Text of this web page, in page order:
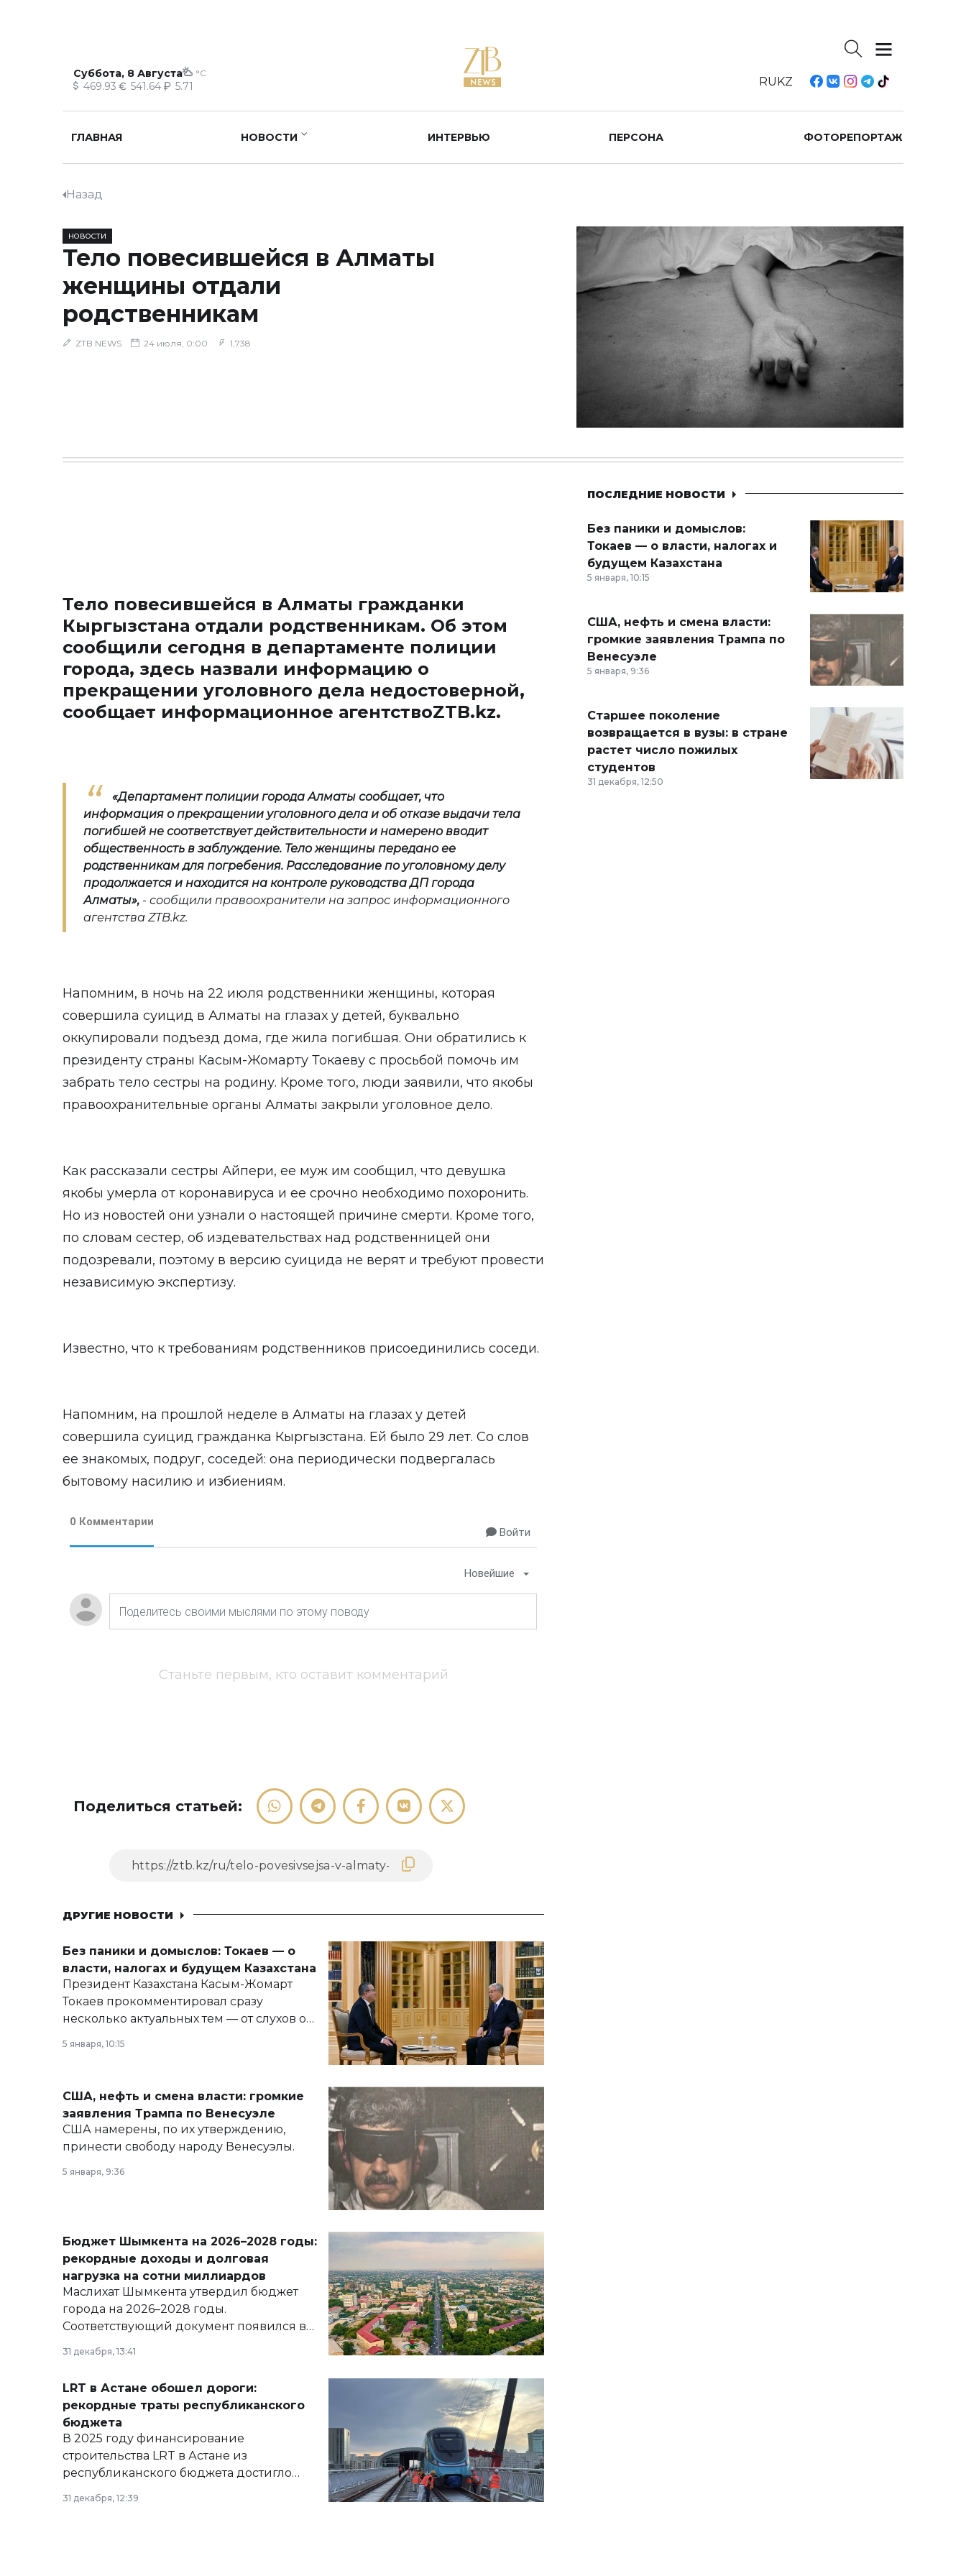
Суббота, 8 Августа °C
469.93 541.64 5.71 RUKZ
ГЛАВНАЯ НОВОСТИ ИНТЕРВЬЮ ПЕРСОНА ФОТОРЕПОРТАЖ
Назад
НОВОСТИ
Тело повесившейся в Алматы
женщины отдали
родственникам
ZTB NEWS 24 июля, 0:00 1,738
Тело повесившейся в Алматы гражданки
Кыргызстана отдали родственникам. Об этом
сообщили сегодня в департаменте полиции
города, здесь назвали информацию о
прекращении уголовного дела недостоверной,
сообщает информационное агентствоZTB.kz.
«Департамент полиции города Алматы сообщает, что
информация о прекращении уголовного дела и об отказе выдачи тела
погибшей не соответствует действительности и намерено вводит
общественность в заблуждение. Тело женщины передано ее
родственникам для погребения. Расследование по уголовному делу
продолжается и находится на контроле руководства ДП города
Алматы», - сообщили правоохранители на запрос информационного
агентства ZTB.kz.
Напомним, в ночь на 22 июля родственники женщины, которая
совершила суицид в Алматы на глазах у детей, буквально
оккупировали подъезд дома, где жила погибшая. Они обратились к
президенту страны Касым-Жомарту Токаеву с просьбой помочь им
забрать тело сестры на родину. Кроме того, люди заявили, что якобы
правоохранительные органы Алматы закрыли уголовное дело.
Как рассказали сестры Айпери, ее муж им сообщил, что девушка
якобы умерла от коронавируса и ее срочно необходимо похоронить.
Но из новостей они узнали о настоящей причине смерти. Кроме того,
по словам сестер, об издевательствах над родственницей они
подозревали, поэтому в версию суицида не верят и требуют провести
независимую экспертизу.
Известно, что к требованиям родственников присоединились соседи.
Напомним, на прошлой неделе в Алматы на глазах у детей
совершила суицид гражданка Кыргызстана. Ей было 29 лет. Со слов
ее знакомых, подруг, соседей: она периодически подвергалась
бытовому насилию и избиениям.
0 Комментарии
Войти
Новейшие
Станьте первым, кто оставит комментарий
Поделиться статьей:
ДРУГИЕ НОВОСТИ
Без паники и домыслов: Токаев — о
власти, налогах и будущем Казахстана
Президент Казахстана Касым-Жомарт
Токаев прокомментировал сразу
несколько актуальных тем — от слухов о
армии, экономики и личного здоровья.
5 января, 10:15
США, нефть и смена власти: громкие
заявления Трампа по Венесуэле
США намерены, по их утверждению,
принести свободу народу Венесуэлы.
5 января, 9:36
Бюджет Шымкента на 2026–2028 годы:
рекордные доходы и долговая
нагрузка на сотни миллиардов
Маслихат Шымкента утвердил бюджет
города на 2026–2028 годы.
Соответствующий документ появился в
базе нормативных правовых актов и на
сайте маслихат города.
31 декабря, 13:41
LRT в Астане обошел дороги:
рекордные траты республиканского
бюджета
В 2025 году финансирование
строительства LRT в Астане из
республиканского бюджета достигло
рекордных объемов.
31 декабря, 12:39
ПОСЛЕДНИЕ НОВОСТИ
Без паники и домыслов:
Токаев — о власти, налогах и
будущем Казахстана
5 января, 10:15
США, нефть и смена власти:
громкие заявления Трампа по
Венесуэле
5 января, 9:36
Старшее поколение
возвращается в вузы: в стране
растет число пожилых
студентов
31 декабря, 12:50